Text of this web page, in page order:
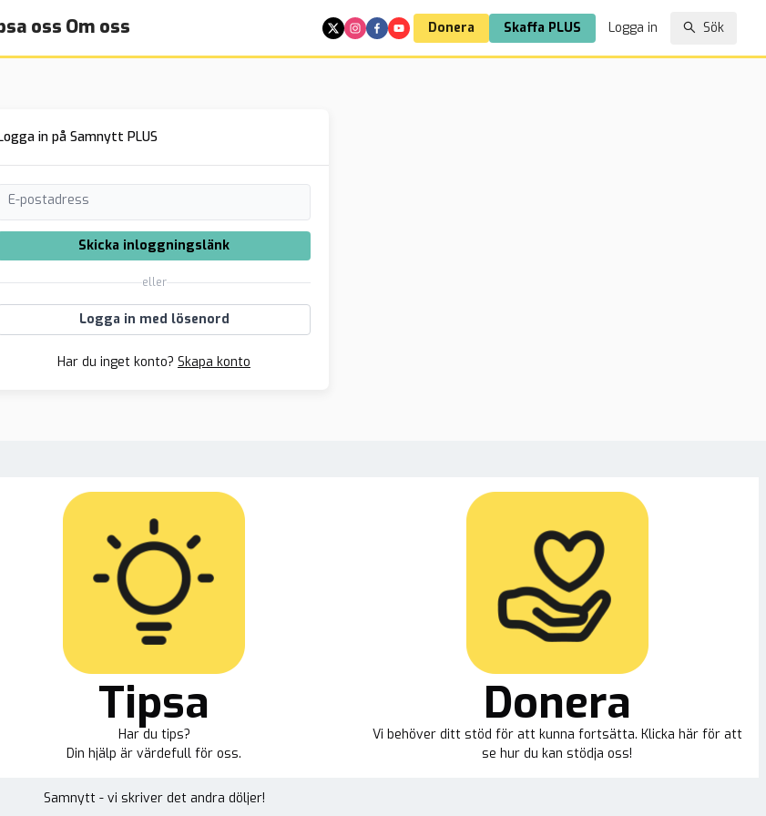
oss Om oss Donera Skaffa PLUS Logga in Sök
in på Samnytt PLUS
E-postadress
Skicka inloggningslänk
eller
Logga in med lösenord
Har du inget konto? Skapa konto
Tipsa
Har du tips?
Din hjälp är värdefull för oss.
Donera
Vi behöver ditt stöd för att kunna fortsätta. Klicka här för att
se hur du kan stödja oss!
Samnytt - vi skriver det andra döljer!